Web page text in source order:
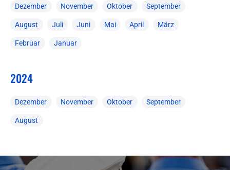
Dezember November Oktober September
August Juli Juni Mai April März
Februar Januar
2024
Dezember November Oktober September
August